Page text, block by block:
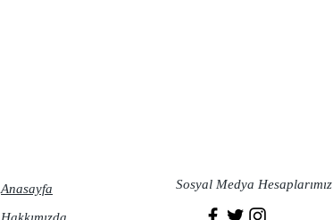
Anasayfa
Sosyal Medya Hesaplarımız